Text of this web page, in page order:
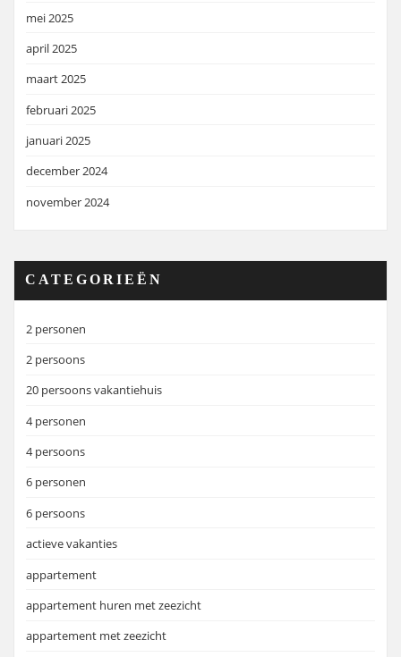
mei 2025
april 2025
maart 2025
februari 2025
januari 2025
december 2024
november 2024
CATEGORIEËN
2 personen
2 persoons
20 persoons vakantiehuis
4 personen
4 persoons
6 personen
6 persoons
actieve vakanties
appartement
appartement huren met zeezicht
appartement met zeezicht